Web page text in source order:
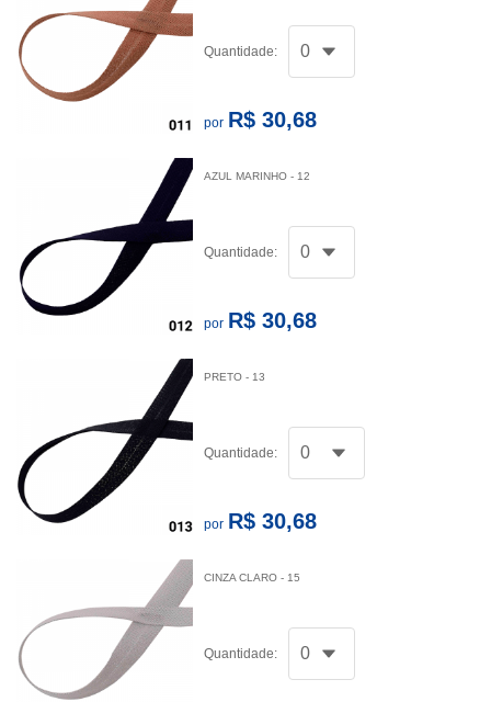
Quantidade:
por R$ 30,68
AZUL MARINHO - 12
Quantidade:
por R$ 30,68
PRETO - 13
Quantidade:
por R$ 30,68
CINZA CLARO - 15
Quantidade: